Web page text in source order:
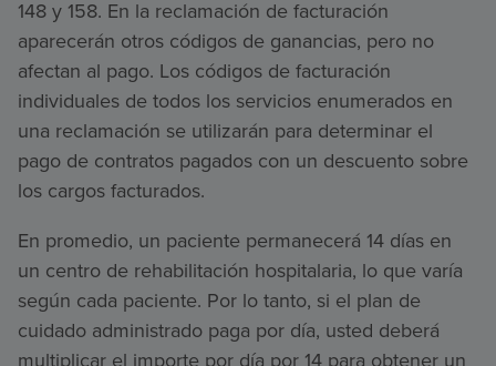
148 y 158. En la reclamación de facturación
aparecerán otros códigos de ganancias, pero no
afectan al pago. Los códigos de facturación
individuales de todos los servicios enumerados en
una reclamación se utilizarán para determinar el
pago de contratos pagados con un descuento sobre
los cargos facturados.
En promedio, un paciente permanecerá 14 días en
un centro de rehabilitación hospitalaria, lo que varía
según cada paciente. Por lo tanto, si el plan de
cuidado administrado paga por día, usted deberá
multiplicar el importe por día por 14 para obtener un